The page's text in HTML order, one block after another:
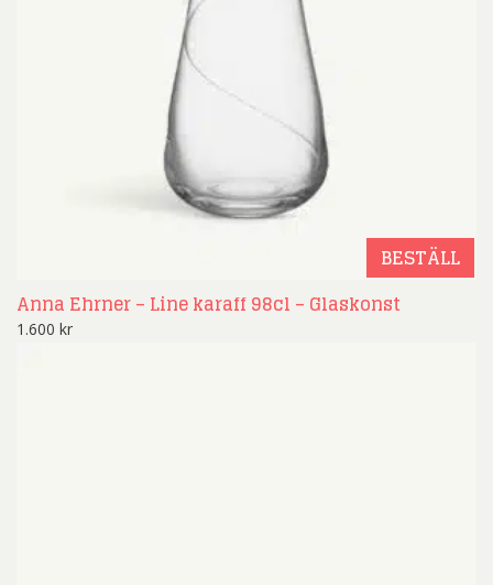
BESTÄLL
Anna Ehrner – Line karaff 98cl – Glaskonst
1.600 kr